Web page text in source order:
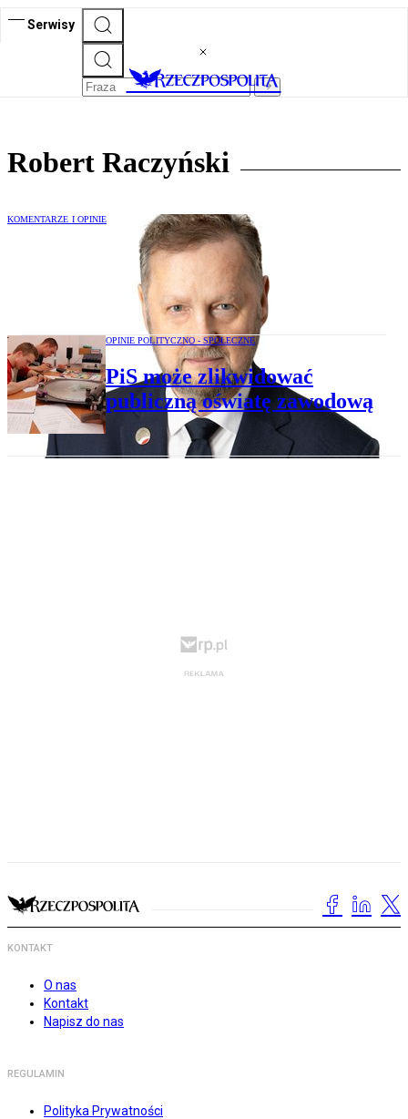
Serwisy
Robert Raczyński
KOMENTARZE I OPINIE
Robert Raczyński: Spór o bezpieczeństwo
operacyjne państwa na poziomie
OPINIE POLITYCZNO - SPOŁECZNE
PiS może zlikwidować
publiczną oświatę zawodową
KONTAKT
O nas
Kontakt
Napisz do nas
REGULAMIN
Polityka Prywatności